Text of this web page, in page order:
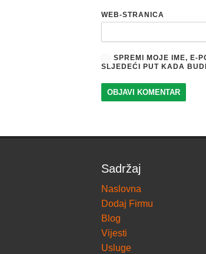
WEB-STRANICA
SPREMI MOJE IME, E-
SLJEDEĆI PUT KADA
Sadržaj
Naslovna
Dodaj Firmu
Blog
Vijesti
Usluge